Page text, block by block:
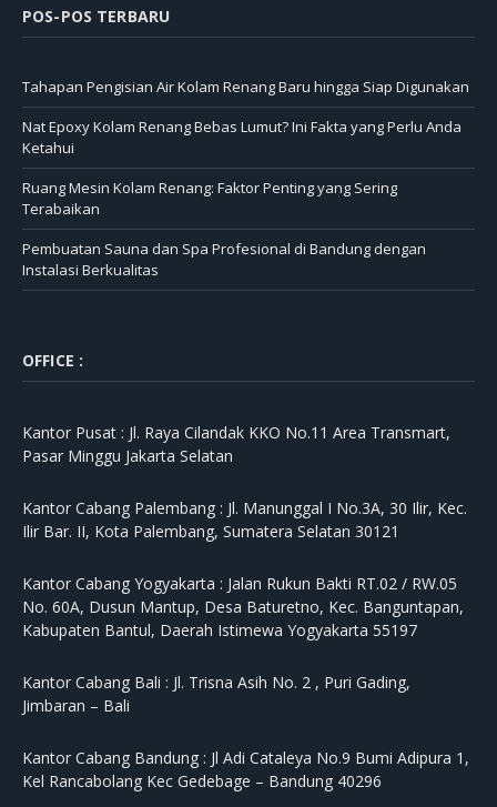
POS-POS TERBARU
Tahapan Pengisian Air Kolam Renang Baru hingga Siap Digunakan
Nat Epoxy Kolam Renang Bebas Lumut? Ini Fakta yang Perlu Anda
Ketahui
Ruang Mesin Kolam Renang: Faktor Penting yang Sering
Terabaikan
Pembuatan Sauna dan Spa Profesional di Bandung dengan
Instalasi Berkualitas
OFFICE :
Kantor Pusat : Jl. Raya Cilandak KKO No.11 Area Transmart,
Pasar Minggu Jakarta Selatan
Kantor Cabang Palembang : Jl. Manunggal I No.3A, 30 Ilir, Kec.
Ilir Bar. II, Kota Palembang, Sumatera Selatan 30121
Kantor Cabang Yogyakarta : Jalan Rukun Bakti RT.02 / RW.05
No. 60A, Dusun Mantup, Desa Baturetno, Kec. Banguntapan,
Kabupaten Bantul, Daerah Istimewa Yogyakarta 55197
Kantor Cabang Bali : Jl. Trisna Asih No. 2 , Puri Gading,
Jimbaran – Bali
Kantor Cabang Bandung : Jl Adi Cataleya No.9 Bumi Adipura 1,
Kel Rancabolang Kec Gedebage – Bandung 40296